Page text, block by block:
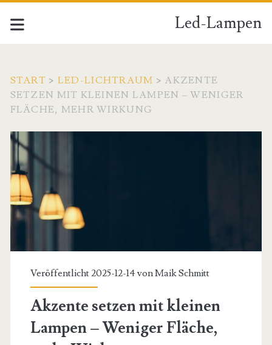
Led-Lampen
START > LED-LICHTRAUM > AKZENTE
SETZEN MIT KLEINEN LAMPEN – WENIGER
FLÄCHE, MEHR WIRKUNG
Veröffentlicht 2025-12-14 vonMaik Schmitt
Akzente setzen mit kleinen
Lampen – Weniger Fläche,